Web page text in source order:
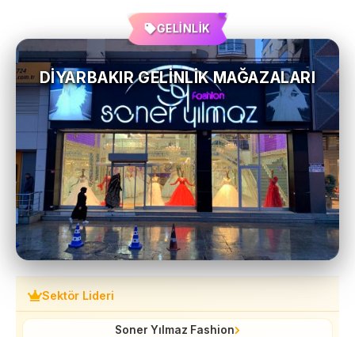
GELİNLİK
DIYARBAKIR GELINLIK MAĞAZALARI
Sektör Lideri
Soner Yılmaz Fashion